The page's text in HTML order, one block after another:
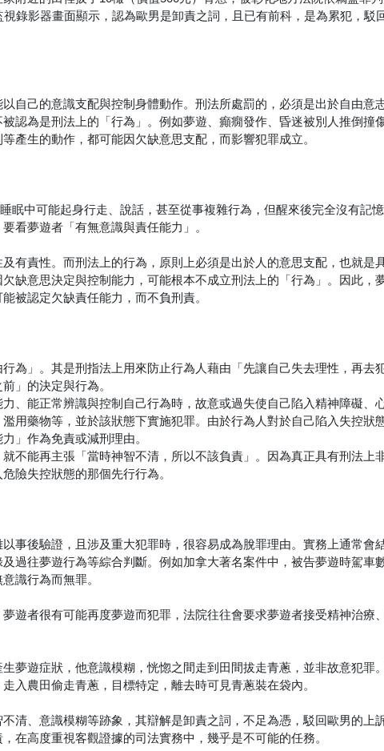
錄影器畫面顯示，認為歐男是卸責之詞，且已有前科，是為累犯，駁
自己的意識支配與控制身體動作。刑法所處罰的，必須是出於自由意
認為是刑法上的「行為」。例如夢遊、癲癇發作、昏迷被別人推倒撞
產生的動作，都可能因欠缺意思支配，而影響犯罪成立。
眠中可能起身行走、說話，甚至從事複雜行為，但醒來後完全沒有記
看夢遊者「有無意識與責任能力」。
有責性。而刑法上的行為，原則上必須是出於人的意思支配，也就是
缺意思決定與控制能力，可能根本不成立刑法上的「行為」。因此，
被認定欠缺責任能力，而不負刑責。
為」。其是刑指法上用來防止行為人藉由「先讓自己失去理性，再去犯
」的決定與行為。
、能正常辨識與控制自己行為時，故意或過失使自己陷入精神障礙、
用藥物等，並於該狀態下實施犯罪。由於行為人對於自己陷入失控狀
」作為免責或減刑理由。
不能再主張「當時神智不清，所以不該負責」。因為真正具有刑法上
險失控狀態的那個先行行為。
事後驗證，且涉及重大犯罪時，很容易成為脫罪理由。實務上通常會
過往夢遊行為等綜合判斷。例如加拿大著名案件中，被告夢遊時駕車
識行為而無罪。
遊者很有可能再度夢遊而犯罪，法院往往會要求夢遊者接受精神治療
夢遊症狀，他意識模糊，恍惚之間走到田間拔走青蔥，並非故意犯罪
入農田偷走青蔥，目標特定，離去時可見青蔥裝在袋內。
清、意識模糊等跡象，其辯解是卸責之詞，不足為憑，駁回歐男的上
在高度重視客觀證據的司法實務中，幾乎是不可能的任務。